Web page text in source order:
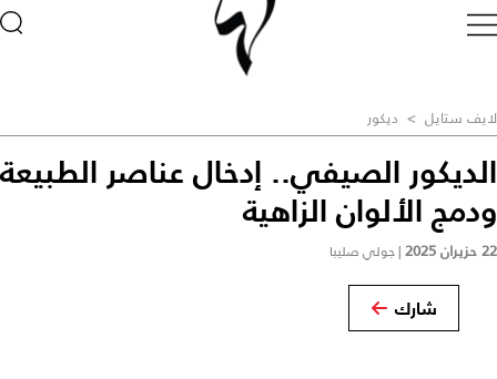
لايف ستايل > ديكور
الديكور الصيفي.. إدخال عناصر الطبيعة
ودمج الألوان الزاهية
22 حزيران 2025 |جولي صليبا
شارك